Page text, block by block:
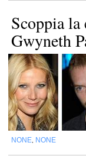
Scoppia
Gwyneth
NONE NONE